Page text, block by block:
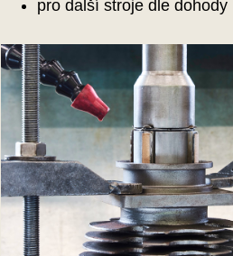
pro další stroje dle dohody